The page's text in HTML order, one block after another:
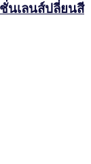
นเลนส์ปลี่ยนสี